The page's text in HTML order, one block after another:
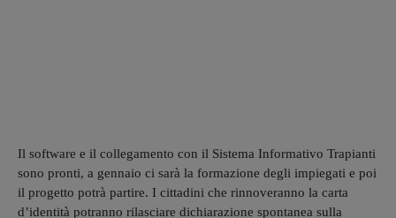
Il software e il collegamento con il Sistema Informativo Trapianti
sono pronti, a gennaio ci sarà la formazione degli impiegati e poi
il progetto potrà partire. I cittadini che rinnoveranno la carta
d’identità potranno rilasciare dichiarazione spontanea sulla